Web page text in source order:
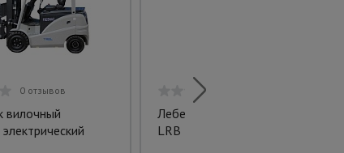
0 отзывов
вилочный
Лебедка ручная барабанная
LRB 1100 г/п 1,1 т, 10 м